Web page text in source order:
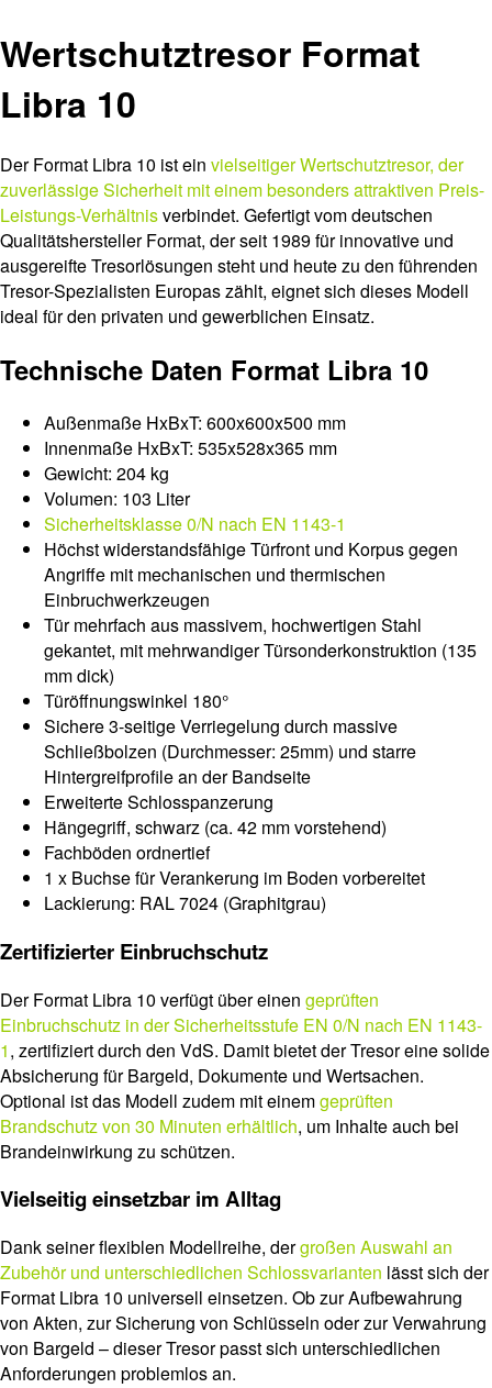
Wertschutztresor Format
Libra 10
Der Format Libra 10 ist ein vielseitiger Wertschutztresor, der
zuverlässige Sicherheit mit einem besonders attraktiven Preis-
Leistungs-Verhältnisverbindet. Gefertigt vom deutschen
Qualitätshersteller Format, der seit 1989 für innovative und
ausgereifte Tresorlösungen steht und heute zu den führenden
Tresor-Spezialisten Europas zählt, eignet sich dieses Modell
ideal für den privaten und gewerblichen Einsatz.
Technische Daten Format Libra 10
Außenmaße HxBxT: 600x600x500 mm
Innenmaße HxBxT: 535x528x365 mm
Gewicht: 204 kg
Volumen: 103 Liter
Sicherheitsklasse 0/N nach EN 1143-1
Höchst widerstandsfähige Türfront und Korpus gegen
Angriffe mit mechanischen und thermischen
Einbruchwerkzeugen
Tür mehrfach aus massivem, hochwertigen Stahl
gekantet, mit mehrwandiger Türsonderkonstruktion (135
mm dick)
Türöffnungswinkel 180°
Sichere 3-seitige Verriegelung durch massive
Schließbolzen (Durchmesser: 25mm) und starre
Hintergreifprofile an der Bandseite
Erweiterte Schlosspanzerung
Hängegriff, schwarz (ca. 42 mm vorstehend)
Fachböden ordnertief
1 x Buchse für Verankerung im Boden vorbereitet
Lackierung: RAL 7024 (Graphitgrau)
Zertifizierter Einbruchschutz
Der Format Libra 10 verfügt über einen geprüften
Einbruchschutz in der Sicherheitsstufe EN 0/N nach EN 1143-
1, zertifiziert durch den VdS. Damit bietet der Tresor eine solide
Absicherung für Bargeld, Dokumente und Wertsachen.
Optional ist das Modell zudem mit einemgeprüften
Brandschutz von 30 Minuten erhältlich, um Inhalte auch bei
Brandeinwirkung zu schützen.
Vielseitig einsetzbar im Alltag
Dank seiner flexiblen Modellreihe, dergroßen Auswahl an
Zubehör und unterschiedlichen Schlossvarianten lässt sich der
Format Libra 10 universell einsetzen. Ob zur Aufbewahrung
von Akten, zur Sicherung von Schlüsseln oder zur Verwahrung
von Bargeld – dieser Tresor passt sich unterschiedlichen
Anforderungen problemlos an.